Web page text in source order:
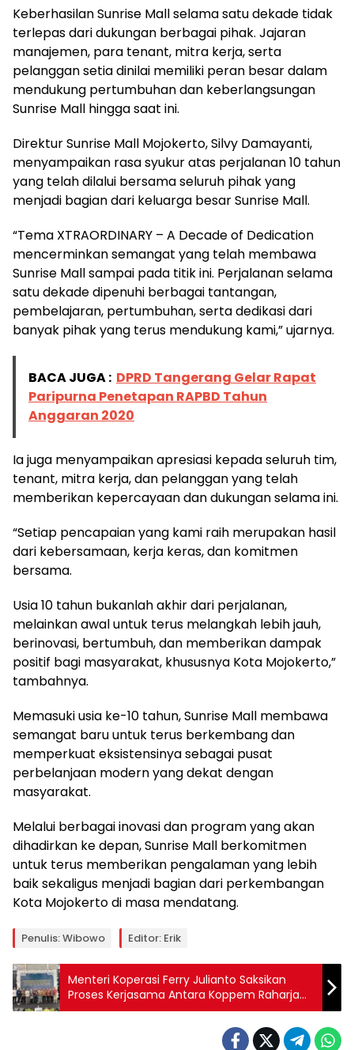
Keberhasilan Sunrise Mall selama satu dekade tidak
terlepas dari dukungan berbagai pihak. Jajaran
manajemen, para tenant, mitra kerja, serta
pelanggan setia dinilai memiliki peran besar dalam
mendukung pertumbuhan dan keberlangsungan
Sunrise Mall hingga saat ini.
Direktur Sunrise Mall Mojokerto, Silvy Damayanti,
menyampaikan rasa syukur atas perjalanan 10 tahun
yang telah dilalui bersama seluruh pihak yang
menjadi bagian dari keluarga besar Sunrise Mall.
“Tema XTRAORDINARY – A Decade of Dedication
mencerminkan semangat yang telah membawa
Sunrise Mall sampai pada titik ini. Perjalanan selama
satu dekade dipenuhi berbagai tantangan,
pembelajaran, pertumbuhan, serta dedikasi dari
banyak pihak yang terus mendukung kami,” ujarnya.
BACA JUGA : DPRD Tangerang Gelar Rapat
Paripurna Penetapan RAPBD Tahun
Anggaran 2020
Ia juga menyampaikan apresiasi kepada seluruh tim,
tenant, mitra kerja, dan pelanggan yang telah
memberikan kepercayaan dan dukungan selama ini.
“Setiap pencapaian yang kami raih merupakan hasil
dari kebersamaan, kerja keras, dan komitmen
bersama.
Usia 10 tahun bukanlah akhir dari perjalanan,
melainkan awal untuk terus melangkah lebih jauh,
berinovasi, bertumbuh, dan memberikan dampak
positif bagi masyarakat, khususnya Kota Mojokerto,”
tambahnya.
Memasuki usia ke-10 tahun, Sunrise Mall membawa
semangat baru untuk terus berkembang dan
memperkuat eksistensinya sebagai pusat
perbelanjaan modern yang dekat dengan
masyarakat.
Melalui berbagai inovasi dan program yang akan
dihadirkan ke depan, Sunrise Mall berkomitmen
untuk terus memberikan pengalaman yang lebih
baik sekaligus menjadi bagian dari perkembangan
Kota Mojokerto di masa mendatang.
Penulis: Wibowo Editor: Erik
Menteri Koperasi Ferry Julianto Saksikan
Proses Kerjasama Antara Koppem Raharja
dan Koperasi Kana untuk Penuhi Kebutuhan